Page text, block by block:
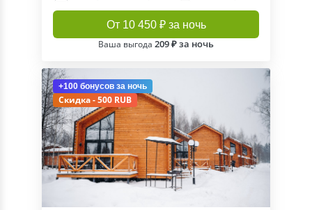
От 10 450 ₽ за ночь
Ваша выгода 209 ₽ за ночь
+100 бонусов за ночь
Скидка - 500 RUB